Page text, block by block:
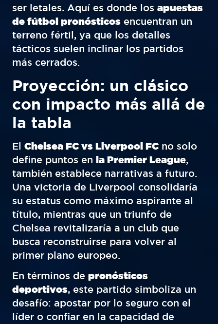
ser letales. Aquí es donde los apuestas
de fútbol pronósticos encuentran un
terreno fértil, ya que los detalles
tácticos suelen inclinar los partidos
más cerrados.
Proyección: un clásico
con impacto más allá de
la tabla
El Chelsea FC vs Liverpool FCno solo
define puntos en la Premier League,
también establece narrativas a futuro.
Una victoria de Liverpool consolidaría
su estatus como máximo aspirante al
título, mientras que un triunfo de
Chelsea revitalizaría a un club que
busca reconstruirse para volver al
primer plano europeo.
En términos de pronósticos
deportivos, este partido simboliza un
desafío: apostar por lo seguro con el
líder o confiar en la capacidad de